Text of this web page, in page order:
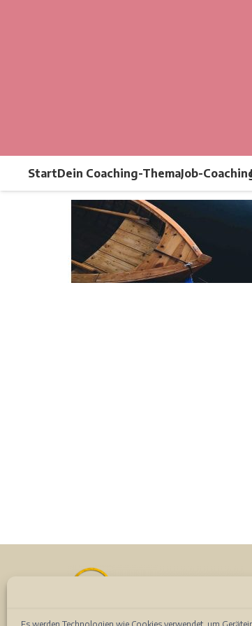
StartDein Coaching-ThemaJob-